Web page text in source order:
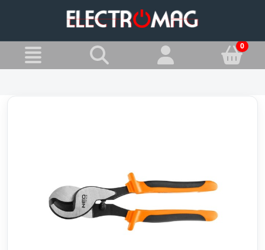
Kombinerki i szczypce